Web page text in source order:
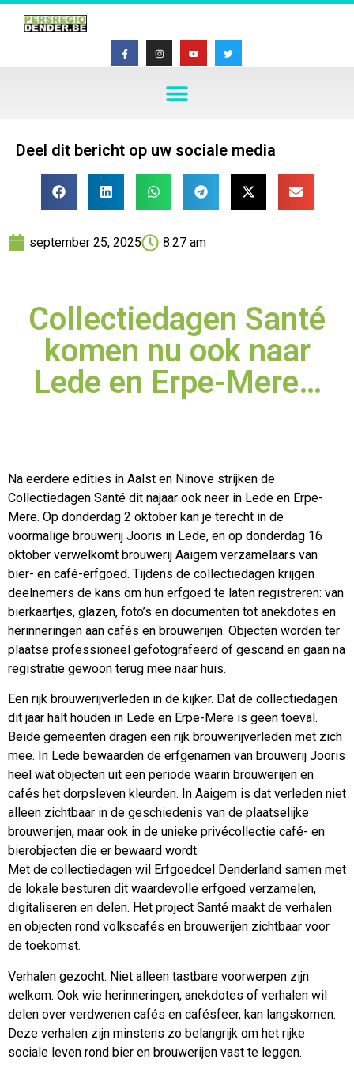
Deel dit bericht op uw sociale media
september 25, 2025 8:27 am
Collectiedagen Santé
komen nu ook naar
Lede en Erpe-Mere…
Na eerdere edities in Aalst en Ninove strijken de
Collectiedagen Santé dit najaar ook neer in Lede en Erpe-
Mere. Op donderdag 2 oktober kan je terecht in de
voormalige brouwerij Jooris in Lede, en op donderdag 16
oktober verwelkomt brouwerij Aaigem verzamelaars van
bier- en café-erfgoed. Tijdens de collectiedagen krijgen
deelnemers de kans om hun erfgoed te laten registreren: van
bierkaartjes, glazen, foto’s en documenten tot anekdotes en
herinneringen aan cafés en brouwerijen. Objecten worden ter
plaatse professioneel gefotografeerd of gescand en gaan na
registratie gewoon terug mee naar huis.
Een rijk brouwerijverleden in de kijker. Dat de collectiedagen
dit jaar halt houden in Lede en Erpe-Mere is geen toeval.
Beide gemeenten dragen een rijk brouwerijverleden met zich
mee. In Lede bewaarden de erfgenamen van brouwerij Jooris
heel wat objecten uit een periode waarin brouwerijen en
cafés het dorpsleven kleurden. In Aaigem is dat verleden niet
alleen zichtbaar in de geschiedenis van de plaatselijke
brouwerijen, maar ook in de unieke privécollectie café- en
bierobjecten die er bewaard wordt.
Met de collectiedagen wil Erfgoedcel Denderland samen met
de lokale besturen dit waardevolle erfgoed verzamelen,
digitaliseren en delen. Het project Santé maakt de verhalen
en objecten rond volkscafés en brouwerijen zichtbaar voor
de toekomst.
Verhalen gezocht. Niet alleen tastbare voorwerpen zijn
welkom. Ook wie herinneringen, anekdotes of verhalen wil
delen over verdwenen cafés en cafésfeer, kan langskomen.
Deze verhalen zijn minstens zo belangrijk om het rijke
sociale leven rond bier en brouwerijen vast te leggen.